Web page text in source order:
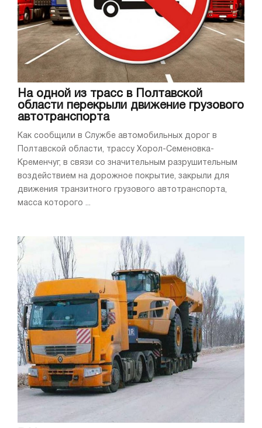
На одной из трасс в Полтавской
области перекрыли движение грузового
автотранспорта
Как сообщили в Службе автомобильных дорог в
Полтавской области, трассу Хорол-Семеновка-
Кременчуг, в связи со значительным разрушительным
воздействием на дорожное покрытие, закрыли для
движения транзитного грузового автотранспорта,
масса которого ...